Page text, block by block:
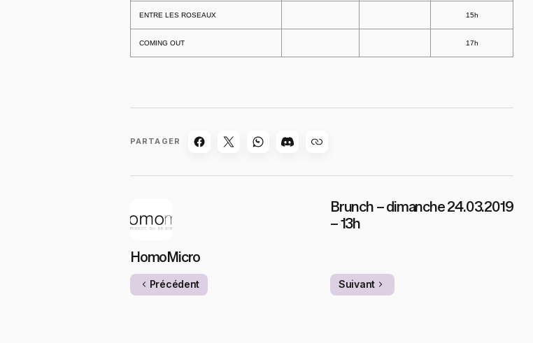
ENTRE LES ROSEAUX 15h
COMING OUT 17h
PARTAGER
HomoMicro
Précédent
Brunch – dimanche 24.03.2019
– 13h
Suivant